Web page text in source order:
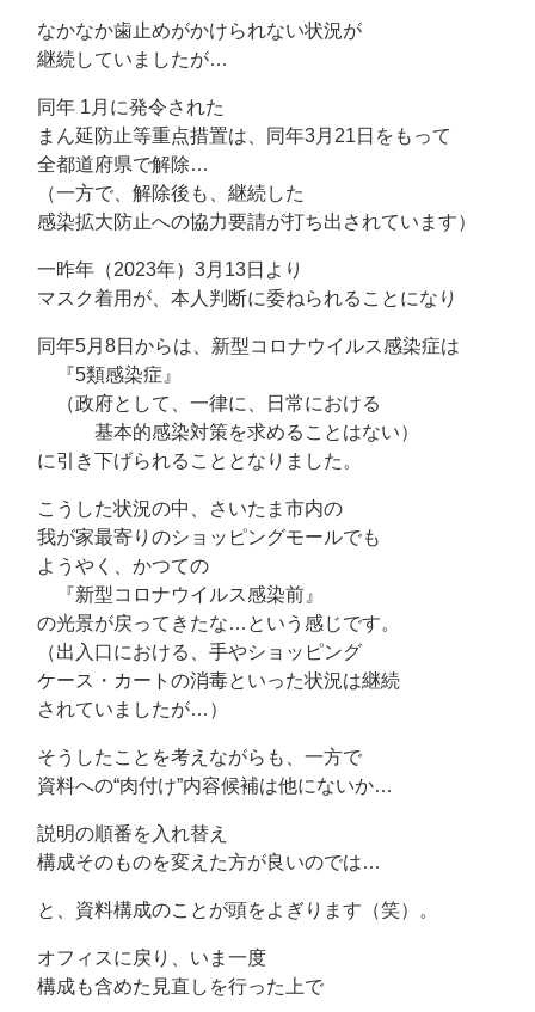
なかなか歯止めがかけられない状況が
継続していましたが…
同年 1月に発令された
まん延防止等重点措置は、同年3月21日をもって
全都道府県で解除…
（一方で、解除後も、継続した
感染拡大防止への協力要請が打ち出されています）
一昨年（2023年）3月13日より
マスク着用が、本人判断に委ねられることになり
同年5月8日からは、新型コロナウイルス感染症は
『5類感染症』
（政府として、一律に、日常における
基本的感染対策を求めることはない）
に引き下げられることとなりました。
こうした状況の中、さいたま市内の
我が家最寄りのショッピングモールでも
ようやく、かつての
『新型コロナウイルス感染前』
の光景が戻ってきたな…という感じです。
（出入口における、手やショッピング
ケース・カートの消毒といった状況は継続
されていましたが…）
そうしたことを考えながらも、一方で
資料への“肉付け”内容候補は他にないか…
説明の順番を入れ替え
構成そのものを変えた方が良いのでは…
と、資料構成のことが頭をよぎります（笑）。
オフィスに戻り、いま一度
構成も含めた見直しを行った上で